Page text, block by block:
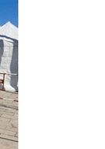
Exporter les lignes
Menu
<
>